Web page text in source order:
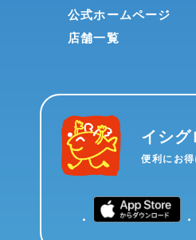
公式ホームページ
店舗一覧
イシグ
便利にお得